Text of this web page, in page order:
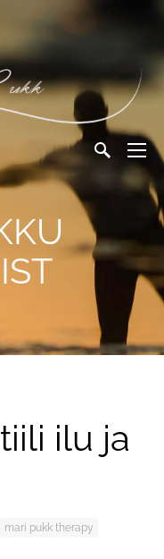
ilu ja
mari pukk therapy